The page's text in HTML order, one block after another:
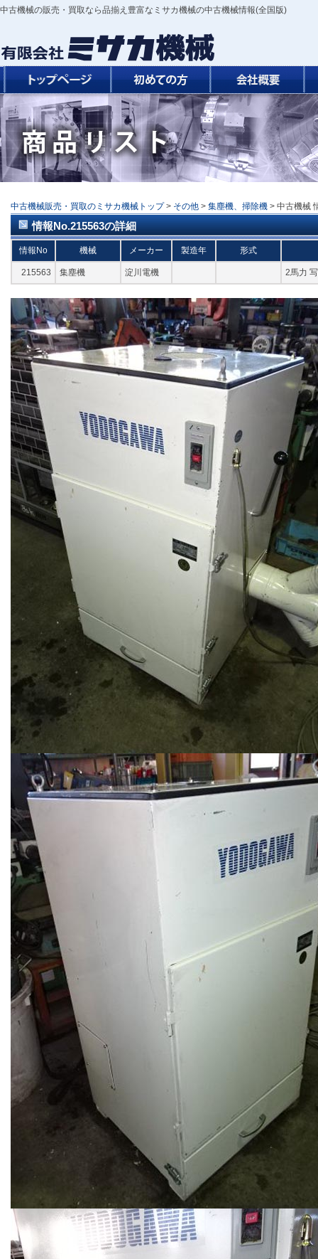
中古機械の販売・買取なら品揃え豊富なミサカ機械の中古機械情報(全国版)
中古機械販売・買取のミサカ機械トップ > その他 > 集塵機、掃除機 > 中古機械
情報No.215563の詳細
情報No 機械 メーカー 製造年 形式
215563 集塵機 淀川電機 2馬力